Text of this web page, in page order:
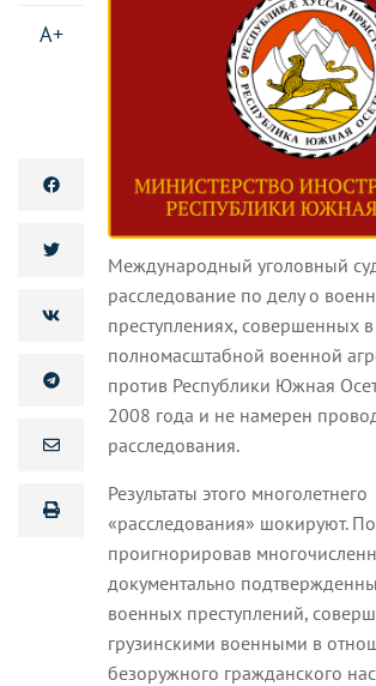
A+
Международный уголовный
расследование по делу о
преступлениях, совершенных
полномасштабной военной
против Республики Южная
2008 года и не намерен
расследования.
Результаты этого многолетнего
«расследования» шокируют.
проигнорировав
документально
военных преступлений,
грузинскими военными в
безоружного гражданского